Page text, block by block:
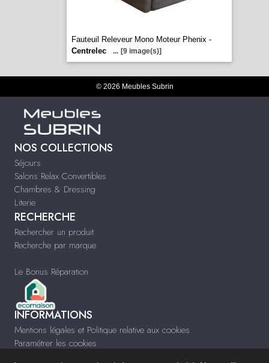
Fauteuil Releveur Mono Moteur Phenix -
Centrelec
... [9 image(s)]
© 2026 Meubles Subrin
NOS COLLECTIONS
Séjours
Salons Relax Convertibles
Chambres & Dressing
Literie
RECHERCHE
Rechercher un produit
Recherche par marque
Le Bonus Réparation
INFORMATIONS
Mentions légales et Politique relative aux cookies
Paramétrer les cookies